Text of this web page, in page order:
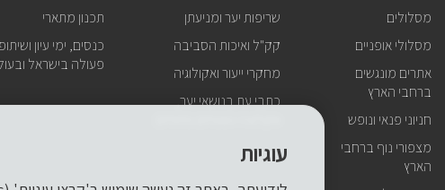
מסלולים
מסלולי אופניים
אתרים מונגשים
ברחבי הארץ
חניוני פנאי ונופש
מצפורי נוף ברחבי
הארץ
שריפות יער ומניעתן
קק"ל ואיכות הסביבה
מחקרי ייעור ואקולוגיה
כתבי עת בנושאי יער,
תכנון מתארי
כנסים, ימי עיון
פעולה בישראל
עוגיות